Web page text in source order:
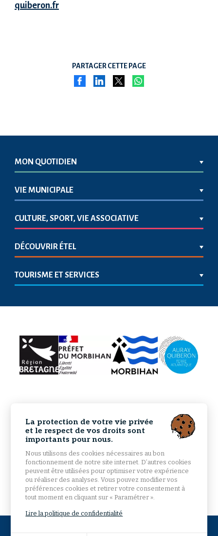
quiberon.fr
PARTAGER CETTE PAGE
MON QUOTIDIEN
VIE MUNICIPALE
CULTURE, SPORT, VIE ASSOCIATIVE
DÉCOUVRIR ÉTEL
TOURISME ET SERVICES
La protection de votre vie privée
et le respect de vos droits sont
importants pour nous.
Nous utilisons des cookies nécessaires au bon
fonctionnement de notre site internet. D’autres cookies
peuvent être utilisées pour optimiser votre expérience
ou réaliser des analyses. Vous pouvez modifier vos
préférences cookies et retirer votre consentement à
tout moment en cliquant sur « Paramétrer ».
Lire la politique de confidentialité